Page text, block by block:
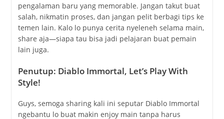
pengalaman baru yang memorable. Jangan takut buat
salah, nikmatin proses, dan jangan pelit berbagi tips ke
temen lain. Kalo lo punya cerita nyeleneh selama main,
share aja—siapa tau bisa jadi pelajaran buat pemain
lain juga.
Penutup: Diablo Immortal, Let’s Play With
Style!
Guys, semoga sharing kali ini seputar Diablo Immortal
ngebantu lo buat makin enjoy main tanpa harus